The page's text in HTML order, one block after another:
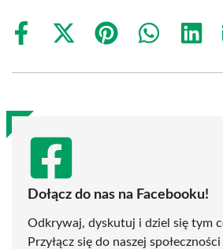
Share
Share
(Twitter)
Share
Share
Share
Dołącz do nas na Facebooku!
Odkrywaj, dyskutuj i dziel się tym
Przyłącz się do naszej